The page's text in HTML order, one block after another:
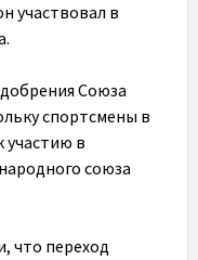
участвовал в
Союза
спортсмены в
участию в
союза
что переход